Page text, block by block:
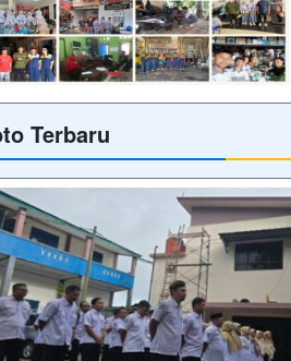
Pembelajaran Di SMK Muhammadiyah
Belik
Terbaru